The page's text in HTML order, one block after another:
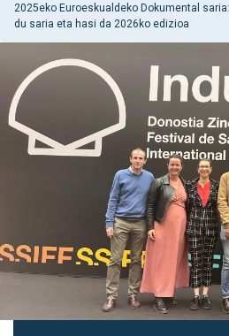
2025eko Euroeskualdeko Dokumental
du saria eta hasi da 2026ko edizioa